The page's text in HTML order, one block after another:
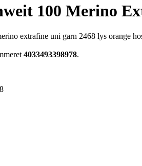
100 Merino
extrafine uni garn 2468 lys orange
4033493398978.